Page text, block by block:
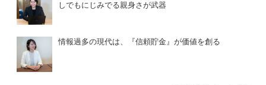
しでもにじみでる親身さが武器
情報過多の現代は、『信頼貯金』が価値を創る